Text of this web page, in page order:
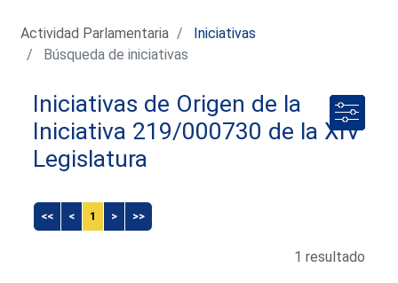
Actividad Parlamentaria
Iniciativas
Búsqueda de iniciativas
Iniciativas de Origen de la
Iniciativa 219/000730 de la XIV
Legislatura
<< < 1 > >>
1 resultado